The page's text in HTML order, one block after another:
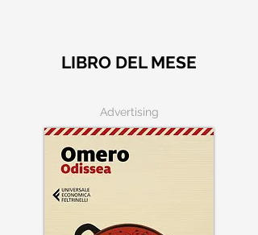
LIBRO DEL MESE
Advertising